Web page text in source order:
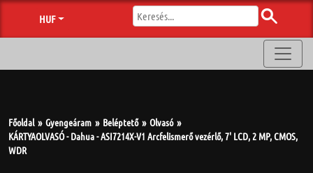
HUF
Főoldal Gyengeáram Beléptető
Olvasó
KÁRTYAOLVASÓ - Dahua - ASI7214X-V1 Arcfelismerő vezérlő, 7' LCD, 2 MP, CMOS,
WDR